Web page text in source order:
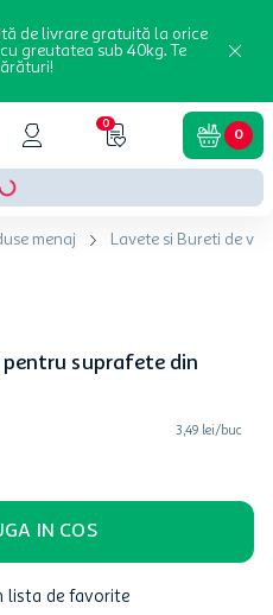
de livrare gratuită la orice
greutatea sub 40kg. Te
0
0
menaj Lavete si Bureti de
suprafete din
3,49 lei/buc
IN COS
lista de favorite